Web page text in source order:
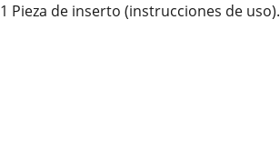
1 Pieza de inserto (instrucciones de uso).